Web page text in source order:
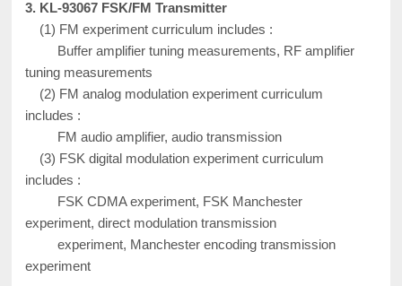
3. KL-93067 FSK/FM Transmitter
(1) FM experiment curriculum includes :
Buffer amplifier tuning measurements, RF amplifier
tuning measurements
(2) FM analog modulation experiment curriculum
includes :
FM audio amplifier, audio transmission
(3) FSK digital modulation experiment curriculum
includes :
FSK CDMA experiment, FSK Manchester
experiment, direct modulation transmission
experiment, Manchester encoding transmission
experiment